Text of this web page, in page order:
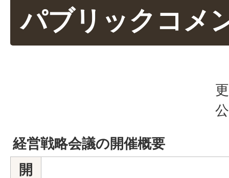
パブリックコメ
経営戦略会議の開催概要
開